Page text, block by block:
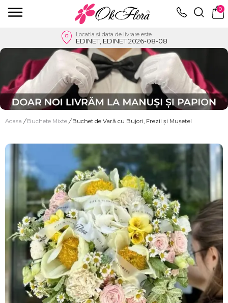
0
Locatia si data de livrare este
EDINET, EDINET 2026-08-08
Acasa / Buchete Mixte / Buchet de Vară cu Bujori, Frezii și Mușețel